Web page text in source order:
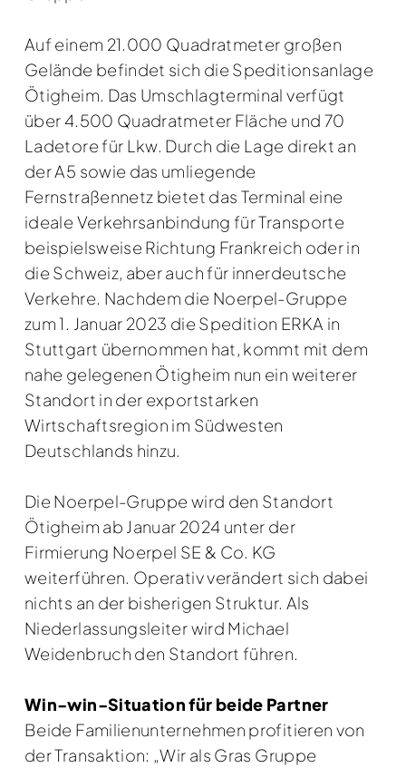
Auf einem 21.000 Quadratmeter großen
Gelände befindet sich die Speditionsanlage
Ötigheim. Das Umschlagterminal verfügt
über 4.500 Quadratmeter Fläche und 70
Ladetore für Lkw. Durch die Lage direkt an
der A5 sowie das umliegende
Fernstraßennetz bietet das Terminal eine
ideale Verkehrsanbindung für Transporte
beispielsweise Richtung Frankreich oder in
die Schweiz, aber auch für innerdeutsche
Verkehre. Nachdem die Noerpel-Gruppe
zum 1. Januar 2023 die Spedition ERKA in
Stuttgart übernommen hat, kommt mit dem
nahe gelegenen Ötigheim nun ein weiterer
Standort in der exportstarken
Wirtschaftsregion im Südwesten
Deutschlands hinzu.
Die Noerpel-Gruppe wird den Standort
Ötigheim ab Januar 2024 unter der
Firmierung Noerpel SE & Co. KG
weiterführen. Operativ verändert sich dabei
nichts an der bisherigen Struktur. Als
Niederlassungsleiter wird Michael
Weidenbruch den Standort führen.
Win-win-Situation für beide Partner
Beide Familienunternehmen profitieren von
der Transaktion: „Wir als Gras Gruppe